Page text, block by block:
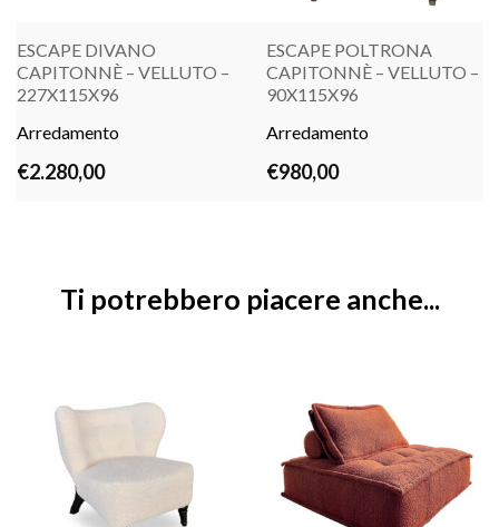
ESCAPE DIVANO
CAPITONNÈ – VELLUTO –
227X115X96
Arredamento
€2.280,00
ESCAPE POLTRONA
CAPITONNÈ – VELLUTO –
90X115X96
Arredamento
€980,00
Ti potrebbero piacere anche...